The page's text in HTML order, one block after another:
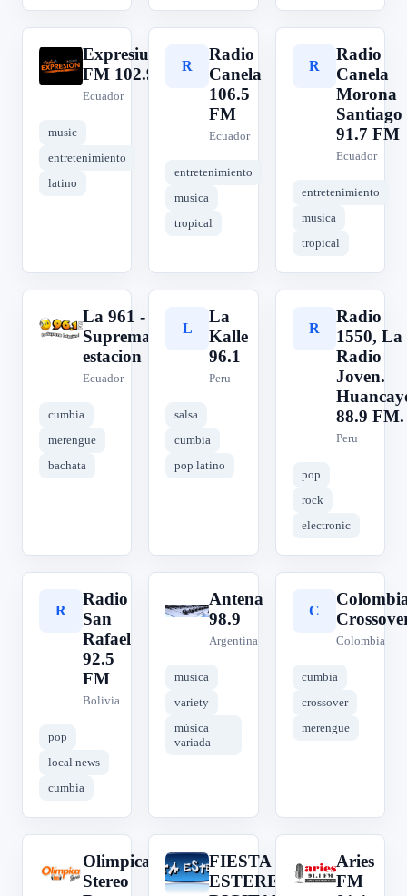
E
Expresiun
FM 102.9
Ecuador
music
entretenimiento
latino
R
Radio
Canela
106.5
FM
Ecuador
entretenimiento
musica
tropical
R
Radio
Canela
Morona
Santiago
91.7 FM
Ecuador
entretenimiento
musica
tropical
L
La 961 -
Suprema
estacion
Ecuador
cumbia
merengue
bachata
L
La
Kalle
96.1
Peru
salsa
cumbia
pop latino
R
Radio
1550, La
Radio
Joven.
88.9 FM.
Peru
pop
rock
electronic
R
Radio
San
Rafael
92.5
FM
Bolivia
pop
local news
cumbia
A
Antena
98.9
Argentina
musica
variety
música
variada
C
Colombia
cumbia
crossover
merengue
O
Olimpica
Stereo
F
FIESTA
ESTEREO
A
Aries
FM